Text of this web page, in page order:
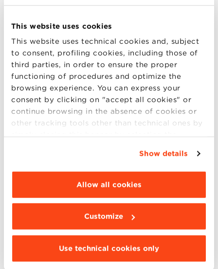
This website uses cookies
This website uses technical cookies and, subject
to consent, profiling cookies, including those of
third parties, in order to ensure the proper
functioning of procedures and optimize the
browsing experience. You can express your
consent by clicking on "accept all cookies" or
continue browsing in the absence of cookies or
other tracking tools other than technical ones by
simply closing this banner by selecting the
“Details”. To change your browsing settings and
choose the features, third parties and cookies to
be installed click “Customize”.
Show details
Allow all cookies
Customize
Use technical cookies only
Avviso 2015D-02 del 30/06/2015 – Selezione per
Programs– Scaduto
Data di pubblicazione: 30/06/2015
Invio curriculum e documentazione: entro il
10/07/2015
AVVISO DI SELEZIONE
Avviso 2015D-01/1 del 14/03/2015 – Selezione per
la copertura della posizione di Head of Graduate
Data di pubblicazione: 14/03/2015
Invio curriculum e documentazione: entro il
Data di assunzione (approssimativa) : 1/06/2015
AVVISO DI SELEZIONE